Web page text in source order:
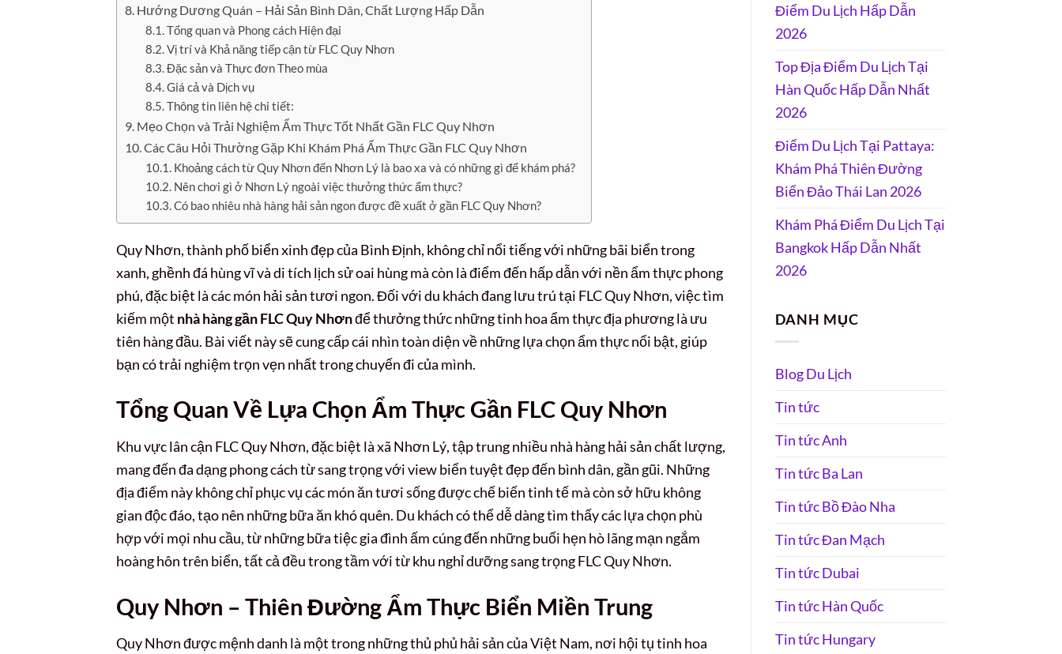
Hướng Dương Quán – Hải Sản Bình Dân, Chất Lượng Hấp Dẫn
Tổng quan và Phong cách Hiện đại
Vị trí và Khả năng tiếp cận từ FLC Quy Nhơn
Đặc sản và Thực đơn Theo mùa
Giá cả và Dịch vụ
Thông tin liên hệ chi tiết:
Mẹo Chọn và Trải Nghiệm Ẩm Thực Tốt Nhất Gần FLC Quy Nhơn
Các Câu Hỏi Thường Gặp Khi Khám Phá Ẩm Thực Gần FLC Quy Nhơn
Khoảng cách từ Quy Nhơn đến Nhơn Lý là bao xa và có những gì để khám phá?
Nên chơi gì ở Nhơn Lý ngoài việc thưởng thức ẩm thực?
Có bao nhiêu nhà hàng hải sản ngon được đề xuất ở gần FLC Quy Nhơn?
Quy Nhơn, thành phố biển xinh đẹp của Bình Định, không chỉ nổi tiếng với những bãi biển trong
xanh, ghềnh đá hùng vĩ và di tích lịch sử oai hùng mà còn là điểm đến hấp dẫn với nền ẩm thực phong
phú, đặc biệt là các món hải sản tươi ngon. Đối với du khách đang lưu trú tại FLC Quy Nhơn, việc tìm
kiếm một nhà hàng gần FLC Quy Nhơnđể thưởng thức những tinh hoa ẩm thực địa phương là ưu
tiên hàng đầu. Bài viết này sẽ cung cấp cái nhìn toàn diện về những lựa chọn ẩm thực nổi bật, giúp
bạn có trải nghiệm trọn vẹn nhất trong chuyến đi của mình.
Tổng Quan Về Lựa Chọn Ẩm Thực Gần FLC Quy Nhơn
Khu vực lân cận FLC Quy Nhơn, đặc biệt là xã Nhơn Lý, tập trung nhiều nhà hàng hải sản chất lượng,
mang đến đa dạng phong cách từ sang trọng với view biển tuyệt đẹp đến bình dân, gần gũi. Những
địa điểm này không chỉ phục vụ các món ăn tươi sống được chế biến tinh tế mà còn sở hữu không
gian độc đáo, tạo nên những bữa ăn khó quên. Du khách có thể dễ dàng tìm thấy các lựa chọn phù
hợp với mọi nhu cầu, từ những bữa tiệc gia đình ấm cúng đến những buổi hẹn hò lãng mạn ngắm
hoàng hôn trên biển, tất cả đều trong tầm với từ khu nghỉ dưỡng sang trọng FLC Quy Nhơn.
Quy Nhơn – Thiên Đường Ẩm Thực Biển Miền Trung
Quy Nhơn được mệnh danh là một trong những thủ phủ hải sản của Việt Nam, nơi hội tụ tinh hoa
Điểm Du Lịch Hấp Dẫn
2026
Top Địa Điểm Du Lịch Tại
Hàn Quốc Hấp Dẫn Nhất
2026
Điểm Du Lịch Tại Pattaya:
Khám Phá Thiên Đường
Biển Đảo Thái Lan 2026
Khám Phá Điểm Du Lịch Tại
Bangkok Hấp Dẫn Nhất
2026
DANH MỤC
Blog Du Lịch
Tin tức
Tin tức Anh
Tin tức Ba Lan
Tin tức Bồ Đào Nha
Tin tức Đan Mạch
Tin tức Dubai
Tin tức Hàn Quốc
Tin tức Hungary